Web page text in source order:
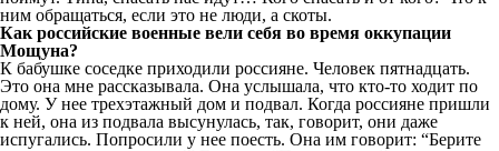
ним обращаться, если это не люди, а скоты.
Как российские военные вели себя во время оккупации
Мощуна?
К бабушке соседке приходили россияне. Человек пятнадцать.
Это она мне рассказывала. Она услышала, что кто-то ходит по
дому. У нее трехэтажный дом и подвал. Когда россияне пришли
к ней, она из подвала высунулась, так, говорит, они даже
испугались. Попросили у нее поесть. Она им говорит: “Берите